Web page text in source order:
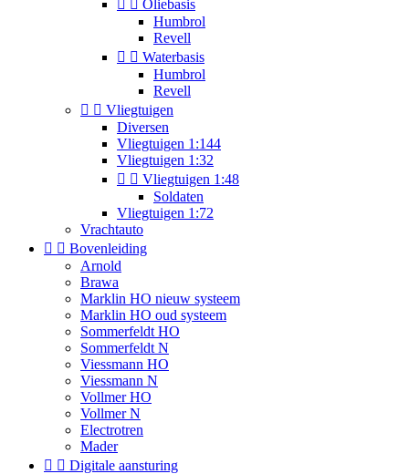
Oliebasis
Humbrol
Revell
  Waterbasis
Humbrol
Revell
  Vliegtuigen
Diversen
Vliegtuigen 1:144
Vliegtuigen 1:32
  Vliegtuigen 1:48
Soldaten
Vliegtuigen 1:72
Vrachtauto
  Bovenleiding
Arnold
Brawa
Marklin HO nieuw systeem
Marklin HO oud systeem
Sommerfeldt HO
Sommerfeldt N
Viessmann HO
Viessmann N
Vollmer HO
Vollmer N
Electrotren
Mader
  Digitale aansturing